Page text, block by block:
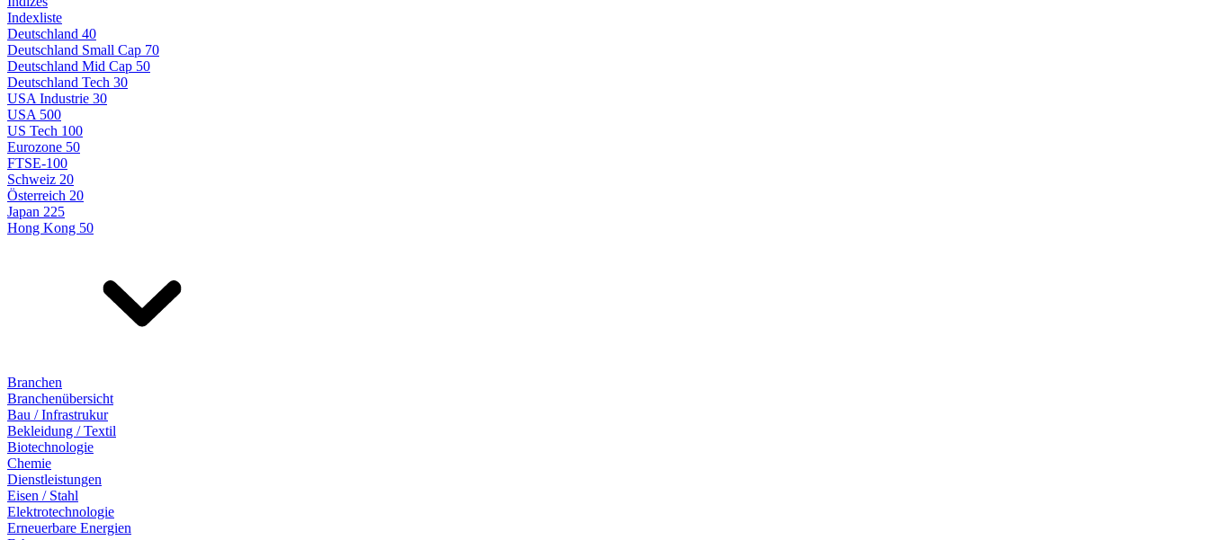
Indexliste
Deutschland 40
Deutschland Small Cap 70
Deutschland Mid Cap 50
Deutschland Tech 30
USA Industrie 30
USA 500
US Tech 100
Eurozone 50
FTSE-100
Schweiz 20
Österreich 20
Japan 225
Hong Kong 50
Branchen
Branchenübersicht
Bau / Infrastrukur
Bekleidung / Textil
Biotechnologie
Chemie
Dienstleistungen
Eisen / Stahl
Elektrotechnologie
Erneuerbare Energien